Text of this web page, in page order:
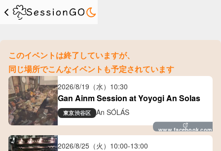
このイベントは終了していますが、
同じ場所でこんなイベントも予定されています
2026/8/19（水） 10:30
Gan Ainm Session at Yoyogi An Solas
東京渋谷区 An SÓLÁS
www.facebook.com
2026/8/25（火） 10:00-13:00